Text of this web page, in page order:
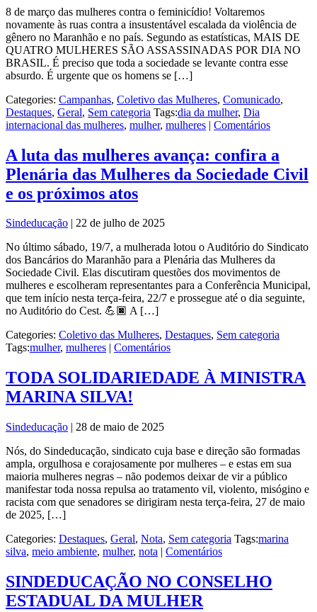
8 de março das mulheres contra o feminicídio! Voltaremos
novamente às ruas contra a insustentável escalada da violência de
gênero no Maranhão e no país. Segundo as estatísticas, MAIS DE
QUATRO MULHERES SÃO ASSASSINADAS POR DIA NO
BRASIL. É preciso que toda a sociedade se levante contra esse
absurdo. É urgente que os homens se […]
Categories: Campanhas, Coletivo das Mulheres, Comunicado,
Destaques, Geral, Sem categoria Tags:dia da mulher, Dia
internacional das mulheres, mulher, mulheres | Comentários
A luta das mulheres avança: confira a
Plenária das Mulheres da Sociedade Civil
e os próximos atos
Sindeducação | 22 de julho de 2025
No último sábado, 19/7, a mulherada lotou o Auditório do Sindicato
dos Bancários do Maranhão para a Plenária das Mulheres da
Sociedade Civil. Elas discutiram questões dos movimentos de
mulheres e escolheram representantes para a Conferência Municipal,
que tem início nesta terça-feira, 22/7 e prossegue até o dia seguinte,
no Auditório do Cest. 💪🏿 A […]
Categories: Coletivo das Mulheres, Destaques, Sem categoria
Tags:mulher, mulheres | Comentários
TODA SOLIDARIEDADE À MINISTRA
MARINA SILVA!
Sindeducação | 28 de maio de 2025
Nós, do Sindeducação, sindicato cuja base e direção são formadas
ampla, orgulhosa e corajosamente por mulheres – e estas em sua
maioria mulheres negras – não podemos deixar de vir a público
manifestar toda nossa repulsa ao tratamento vil, violento, misógino e
racista com que senadores se dirigiram nesta terça-feira, 27 de maio
de 2025, […]
Categories: Destaques, Geral, Nota, Sem categoria Tags:marina
silva, meio ambiente, mulher, nota | Comentários
SINDEDUCAÇÃO NO CONSELHO
ESTADUAL DA MULHER